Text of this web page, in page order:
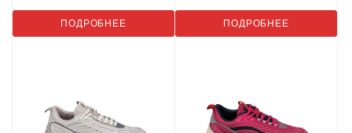
ПОДРОБНЕЕ ПОДРОБНЕЕ